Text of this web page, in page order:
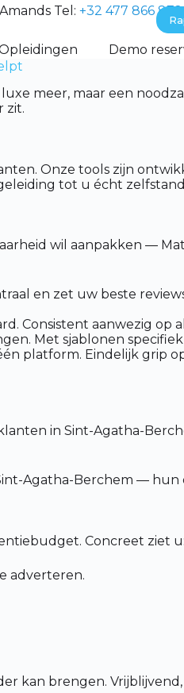
Tel: +32 477 866 872
Demo
meer, maar een
zit.
Onze tools zijn
tot u écht
wil aanpakken —
en zet uw beste
Consistent aanwezig op
Met sjablonen
platform. Eindelijk grip
in Sint-Agatha-
Agatha-Berchem — hun
Concreet ziet u:
adverteren.
kan brengen.